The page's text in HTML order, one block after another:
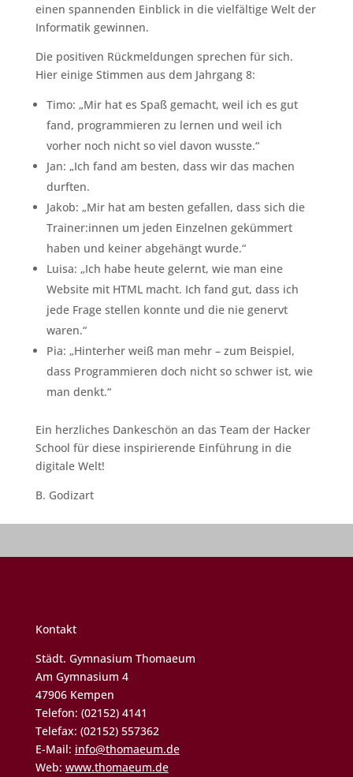
einen spannenden Einblick in die vielfältige Welt der
Informatik gewinnen.
Die positiven Rückmeldungen sprechen für sich.
Hier einige Stimmen aus dem Jahrgang 8:
Timo: „Mir hat es Spaß gemacht, weil ich es gut
fand, programmieren zu lernen und weil ich
vorher noch nicht so viel davon wusste.“
Jan: „Ich fand am besten, dass wir das machen
durften.
Jakob: „Mir hat am besten gefallen, dass sich die
Trainer:innen um jeden Einzelnen gekümmert
haben und keiner abgehängt wurde.“
Luisa: „Ich habe heute gelernt, wie man eine
Website mit HTML macht. Ich fand gut, dass ich
jede Frage stellen konnte und die nie genervt
waren.“
Pia: „Hinterher weiß man mehr – zum Beispiel,
dass Programmieren doch nicht so schwer ist, wie
man denkt.“
Ein herzliches Dankeschön an das Team der Hacker
School für diese inspirierende Einführung in die
digitale Welt!
B. Godizart
Kontakt
Städt. Gymnasium Thomaeum
Am Gymnasium 4
47906 Kempen
Telefon: (02152) 4141
Telefax: (02152) 557362
E-Mail: info@thomaeum.de
Web: www.thomaeum.de